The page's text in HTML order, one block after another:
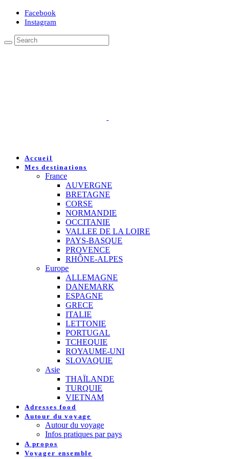
Facebook
Instagram
Accueil
Mes destinations
France
AUVERGNE
BRETAGNE
CORSE
NORMANDIE
OCCITANIE
VALLEE DE LA LOIRE
PAYS-BASQUE
PROVENCE
RHÔNE-ALPES
Europe
ALLEMAGNE
DANEMARK
ESPAGNE
GRECE
ITALIE
LETTONIE
PORTUGAL
TCHEQUIE
ROYAUME-UNI
SLOVAQUIE
Asie
THAÏLANDE
TURQUIE
VIETNAM
Adresses food
Autour du voyage
Autour du voyage
Infos pratiques par pays
A propos
Voyager ensemble